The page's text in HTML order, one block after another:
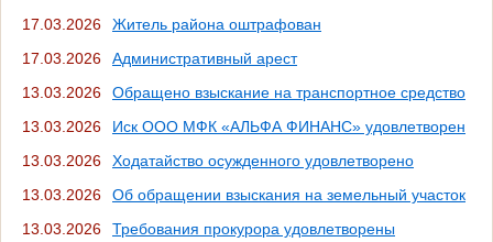
17.03.2026
Житель района оштрафован
17.03.2026
Административный арест
13.03.2026
Обращено взыскание на транспортное средство
13.03.2026
Иск ООО МФК «АЛЬФА ФИНАНС» удовлетворен
13.03.2026
Ходатайство осужденного удовлетворено
13.03.2026
Об обращении взыскания на земельный участок
13.03.2026
Требования прокурора удовлетворены